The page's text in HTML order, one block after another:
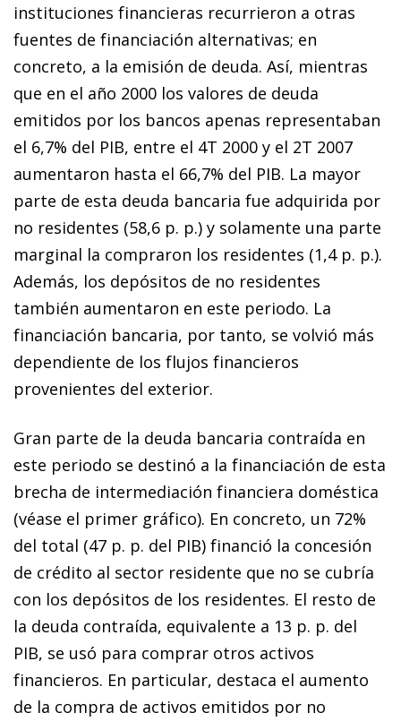
instituciones financieras recurrieron a otras
fuentes de financiación alternativas; en
concreto, a la emisión de deuda. Así, mientras
que en el año 2000 los valores de deuda
emitidos por los bancos apenas representaban
el 6,7% del PIB, entre el 4T 2000 y el 2T 2007
aumentaron hasta el 66,7% del PIB. La mayor
parte de esta deuda bancaria fue adquirida por
no residentes (58,6 p. p.) y solamente una parte
marginal la compraron los residentes (1,4 p. p.).
Además, los depósitos de no residentes
también aumentaron en este periodo. La
financiación bancaria, por tanto, se vol­­vió más
dependiente de los flujos financieros
provenientes del exterior.
Gran parte de la deuda bancaria contraída en
este periodo se destinó a la financiación de esta
brecha de intermediación financiera doméstica
(véase el primer gráfico). En concreto, un 72%
del total (47 p. p. del PIB) financió la concesión
de crédito al sector residente que no se cubría
con los depósitos de los residentes. El resto de
la deuda contraída, equivalente a 13 p. p. del
PIB, se usó para comprar otros activos
financieros. En particular, destaca el aumento
de la compra de activos emitidos por no